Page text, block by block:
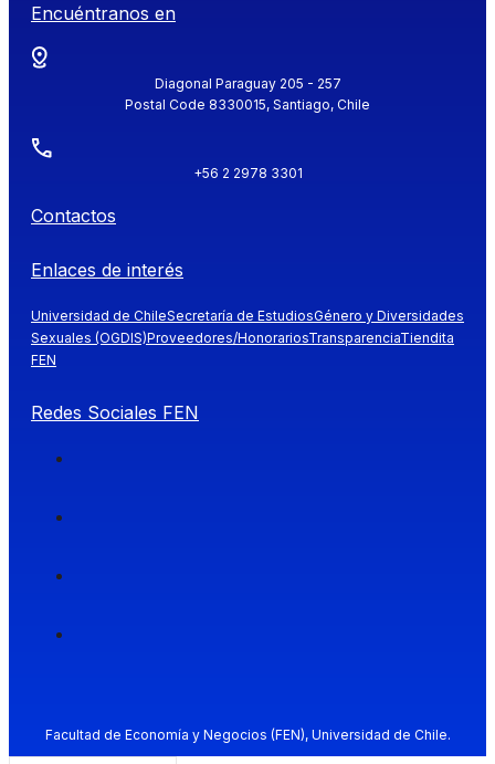
Encuéntranos en
Diagonal Paraguay 205 - 257
Postal Code 8330015, Santiago, Chile
+56 2 2978 3301
Contactos
Enlaces de interés
Universidad de ChileSecretaría de EstudiosGénero y Diversidades
Sexuales (OGDIS)Proveedores/HonorariosTransparenciaTiendita
FEN
Redes Sociales FEN
Facultad de Economía y Negocios (FEN), Universidad de Chile.